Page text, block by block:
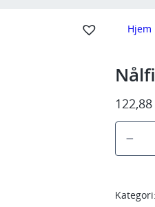
Hjem
122,88
å
fKategori: